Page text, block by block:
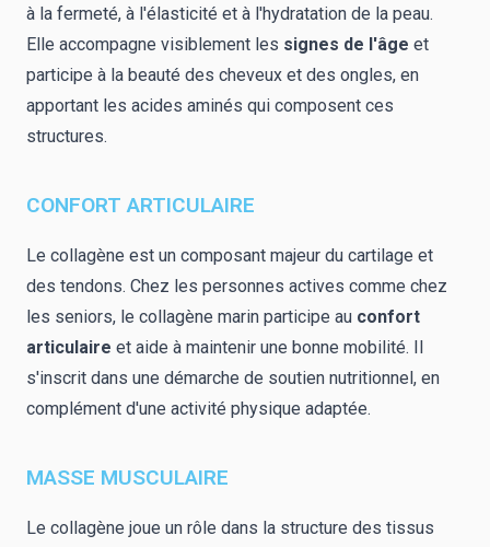
à la fermeté, à l'élasticité et à l'hydratation de la peau.
Elle accompagne visiblement les signes de l'âge et
participe à la beauté des cheveux et des ongles, en
apportant les acides aminés qui composent ces
structures.
CONFORT ARTICULAIRE
Le collagène est un composant majeur du cartilage et
des tendons. Chez les personnes actives comme chez
les seniors, le collagène marin participe au confort
articulaire et aide à maintenir une bonne mobilité. Il
s'inscrit dans une démarche de soutien nutritionnel, en
complément d'une activité physique adaptée.
MASSE MUSCULAIRE
Le collagène joue un rôle dans la structure des tissus